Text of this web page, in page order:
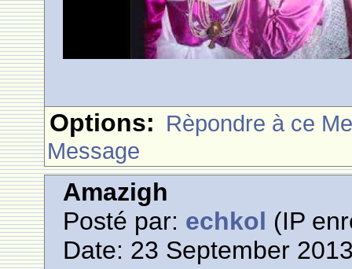
Options: Rèpondre à ce
Message
Amazigh
Posté par: echkol (IP
Date: 23 September